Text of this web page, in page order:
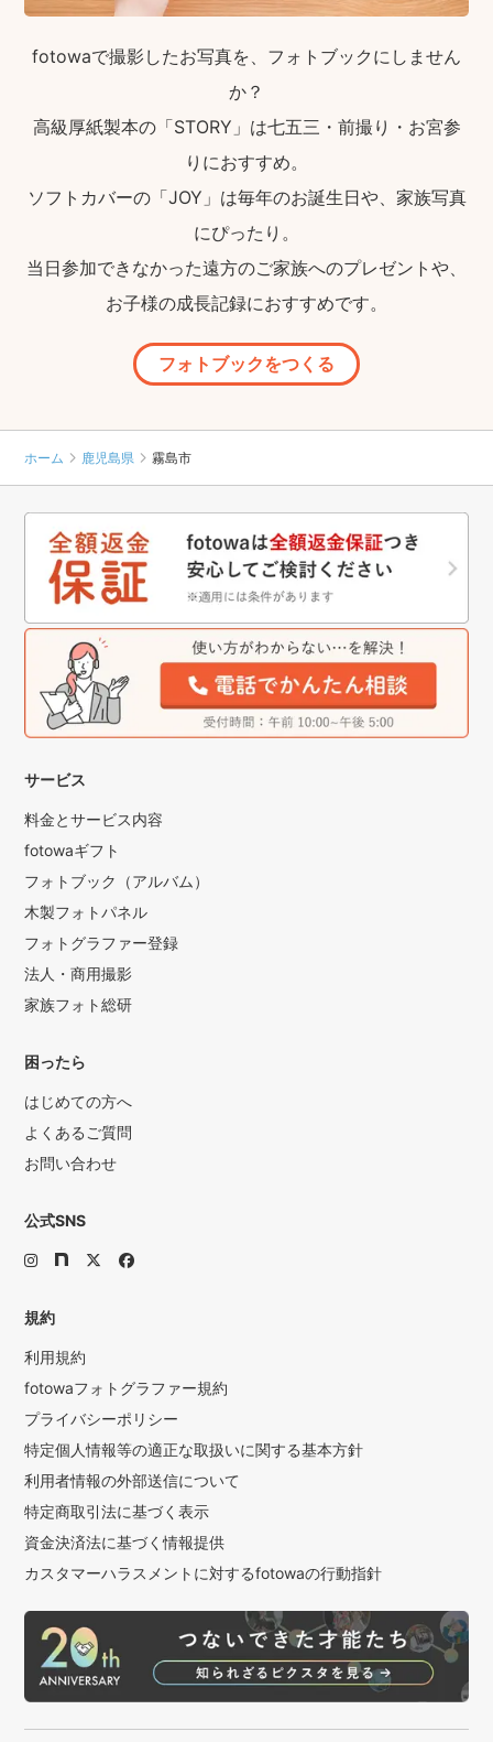
fotowaで撮影したお写真を、フォトブックにしません
か？
高級厚紙製本の「STORY」は七五三・前撮り・お宮参
りにおすすめ。
ソフトカバーの「JOY」は毎年のお誕生日や、家族写真
にぴったり。
当日参加できなかった遠方のご家族へのプレゼントや、
お子様の成長記録におすすめです。
フォトブックをつくる
ホーム 鹿児島県 霧島市
サービス
料金とサービス内容
fotowaギフト
フォトブック（アルバム）
木製フォトパネル
フォトグラファー登録
法人・商用撮影
家族フォト総研
困ったら
はじめての方へ
よくあるご質問
お問い合わせ
公式SNS
規約
利用規約
fotowaフォトグラファー規約
プライバシーポリシー
特定個人情報等の適正な取扱いに関する基本方針
利用者情報の外部送信について
特定商取引法に基づく表示
資金決済法に基づく情報提供
カスタマーハラスメントに対するfotowaの行動指針